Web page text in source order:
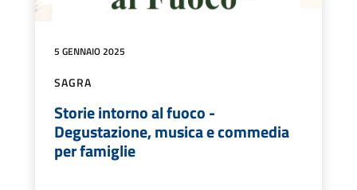
5 GENNAIO 2025
SAGRA
Storie intorno al fuoco -
Degustazione, musica e commedia
per famiglie